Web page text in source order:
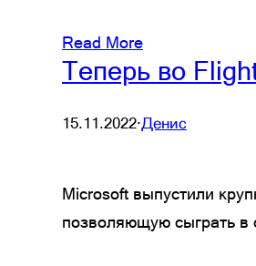
Read More
Теперь во
15.11.2022·Денис
Microsoft выпустили
позволяющую сыграть в